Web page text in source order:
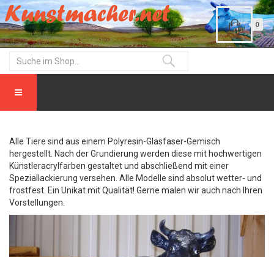
0
Alle Tiere sind aus einem Polyresin-Glasfaser-Gemisch
hergestellt. Nach der Grundierung werden diese mit hochwertigen
Künstleracrylfarben gestaltet und abschließend mit einer
Speziallackierung versehen. Alle Modelle sind absolut wetter- und
frostfest. Ein Unikat mit Qualität! Gerne malen wir auch nach Ihren
Vorstellungen.